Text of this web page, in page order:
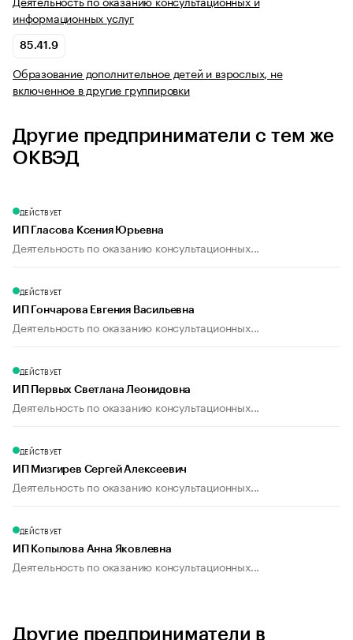
информационных услуг
85.41.9
Образование дополнительное детей и взрослых, не
включенное в другие группировки
Другие предприниматели с тем же
ОКВЭД
ДЕЙСТВУЕТ
ИП Гласова Ксения Юрьевна
Деятельность по оказанию консультационных...
ДЕЙСТВУЕТ
ИП Гончарова Евгения Васильевна
Деятельность по оказанию консультационных...
ДЕЙСТВУЕТ
ИП Первых Светлана Леонидовна
Деятельность по оказанию консультационных...
ДЕЙСТВУЕТ
ИП Мизгирев Сергей Алексеевич
Деятельность по оказанию консультационных...
ДЕЙСТВУЕТ
ИП Копылова Анна Яковлевна
Деятельность по оказанию консультационных...
Другие предприниматели в